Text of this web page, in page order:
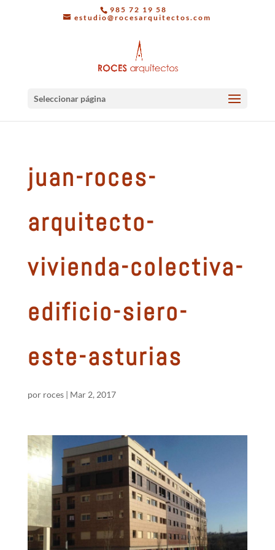
985 72 19 58
estudio@rocesarquitectos.com
Seleccionar página
juan-roces-
arquitecto-
vivienda-colectiva-
edificio-siero-
este-asturias
por roces| Mar 2, 2017